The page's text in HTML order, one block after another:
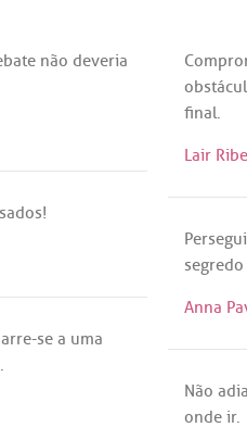
não deveria
final.
Lair
!
segredo
Anna
-se a uma
.
Não
onde ir.